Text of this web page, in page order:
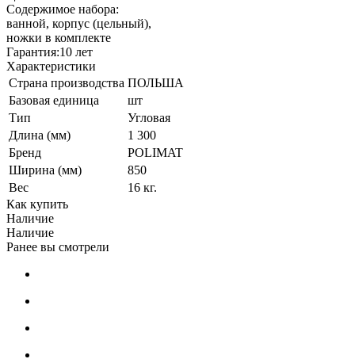
Содержимое набора:
ванной, корпус (цельный),
ножки в комплекте
Гарантия:10 лет
Характеристики
Страна производства ПОЛЬША
Базовая единица
шт
Тип
Угловая
Длина (мм)
1 300
Бренд
POLIMAT
Ширина (мм)
850
Вес
16 кг.
Как купить
Наличие
Наличие
Ранее вы смотрели